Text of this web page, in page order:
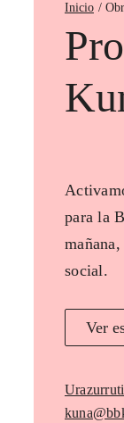
Inicio
para la
social.
Ver